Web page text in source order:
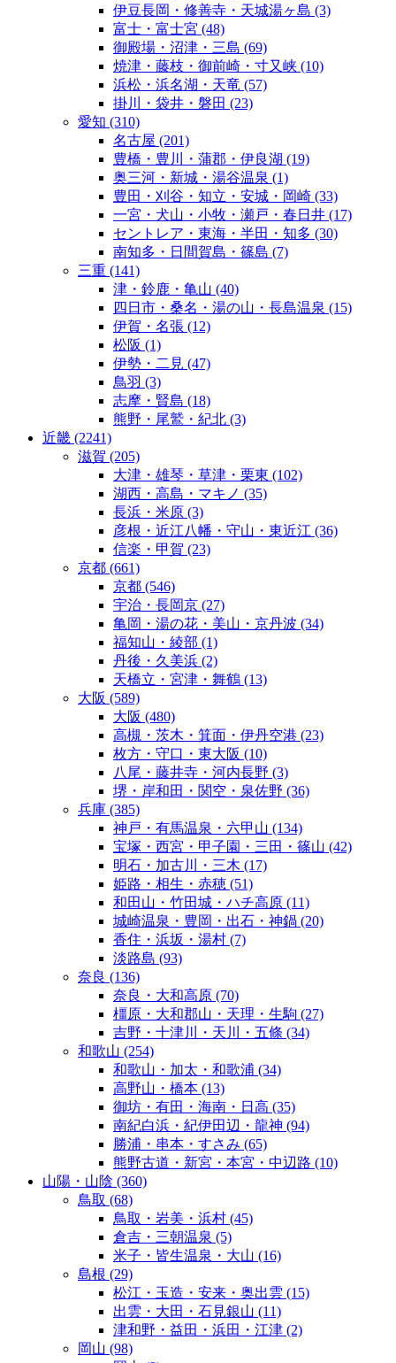
伊豆長岡・修善寺・天城湯ヶ島 (3)
富士・富士宮 (48)
御殿場・沼津・三島 (69)
焼津・藤枝・御前崎・寸又峡 (10)
浜松・浜名湖・天竜 (57)
掛川・袋井・磐田 (23)
愛知 (310)
名古屋 (201)
豊橋・豊川・蒲郡・伊良湖 (19)
奥三河・新城・湯谷温泉 (1)
豊田・刈谷・知立・安城・岡崎 (33)
一宮・犬山・小牧・瀬戸・春日井 (17)
セントレア・東海・半田・知多 (30)
南知多・日間賀島・篠島 (7)
三重 (141)
津・鈴鹿・亀山 (40)
四日市・桑名・湯の山・長島温泉 (15)
伊賀・名張 (12)
松阪 (1)
伊勢・二見 (47)
鳥羽 (3)
志摩・賢島 (18)
熊野・尾鷲・紀北 (3)
近畿 (2241)
滋賀 (205)
大津・雄琴・草津・栗東 (102)
湖西・高島・マキノ (35)
長浜・米原 (3)
彦根・近江八幡・守山・東近江 (36)
信楽・甲賀 (23)
京都 (661)
京都 (546)
宇治・長岡京 (27)
亀岡・湯の花・美山・京丹波 (34)
福知山・綾部 (1)
丹後・久美浜 (2)
天橋立・宮津・舞鶴 (13)
大阪 (589)
大阪 (480)
高槻・茨木・箕面・伊丹空港 (23)
枚方・守口・東大阪 (10)
八尾・藤井寺・河内長野 (3)
堺・岸和田・関空・泉佐野 (36)
兵庫 (385)
神戸・有馬温泉・六甲山 (134)
宝塚・西宮・甲子園・三田・篠山 (42)
明石・加古川・三木 (17)
姫路・相生・赤穂 (51)
和田山・竹田城・ハチ高原 (11)
城崎温泉・豊岡・出石・神鍋 (20)
香住・浜坂・湯村 (7)
淡路島 (93)
奈良 (136)
奈良・大和高原 (70)
橿原・大和郡山・天理・生駒 (27)
吉野・十津川・天川・五條 (34)
和歌山 (254)
和歌山・加太・和歌浦 (34)
高野山・橋本 (13)
御坊・有田・海南・日高 (35)
南紀白浜・紀伊田辺・龍神 (94)
勝浦・串本・すさみ (65)
熊野古道・新宮・本宮・中辺路 (10)
山陽・山陰 (360)
鳥取 (68)
鳥取・岩美・浜村 (45)
倉吉・三朝温泉 (5)
米子・皆生温泉・大山 (16)
島根 (29)
松江・玉造・安来・奥出雲 (15)
出雲・大田・石見銀山 (11)
津和野・益田・浜田・江津 (2)
岡山 (98)